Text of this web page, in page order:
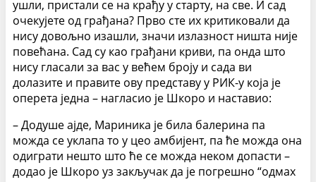
ушли, пристали се на крађу у старту, на све. И сад
очекујете од грађана? Прво сте их критиковали да
нису довољно изашли, значи излазност ништа није
повећана. Сад су као грађани криви, па онда што
нису гласали за вас у већем броју и сада ви
долазите и правите ову представу у РИК-у која је
оперета једна – нагласио је Шкоро и наставио:
– Додуше ајде, Мариника је била балерина па
можда се уклапа то у цео амбијент, па ће можда она
одиграти нешто што ће се можда неком допасти –
додао је Шкоро уз закључак да је погрешно “одмах